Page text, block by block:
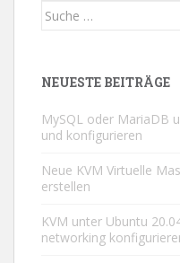
Suche
NEUESTE BEITRÄGE
MySQL oder MariaDB
und konfigurieren
Neue KVM Virtuelle
erstellen
KVM unter Ubuntu
networking